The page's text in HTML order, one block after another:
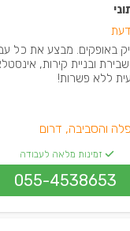
באופקים. מבצע את כל
ובניית קירות,
ללא פשרות!
והסביבה, דרום
זמינות מלאה לעבודה
055-4538653